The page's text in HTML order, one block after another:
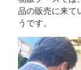
品の販売に来て
うです。